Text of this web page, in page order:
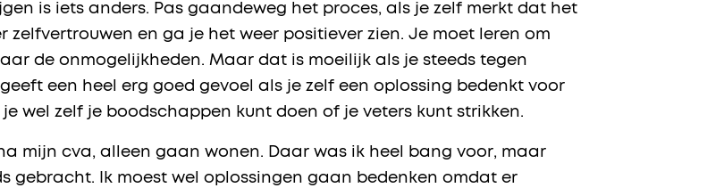
is iets anders. Pas gaandeweg het proces, als je zelf merkt dat het
en ga je het weer positiever zien. Je moet leren om
de onmogelijkheden. Maar dat is moeilijk als je steeds tegen
een heel erg goed gevoel als je zelf een oplossing bedenkt voor
wel zelf je boodschappen kunt doen of je veters kunt strikken.
mijn cva, alleen gaan wonen. Daar was ik heel bang voor, maar
gebracht. Ik moest wel oplossingen gaan bedenken omdat er